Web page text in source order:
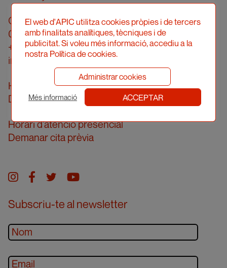
Carrer Londres, 96, pral. 2a
08036 Barcelona
+34 934 161 474
info@apic.cat
Horari d’atenció telefònica
De dilluns a divendres de 10 a 14h
Horari d’atenció presencial
Demanar cita prèvia
Instagram
facebook
twitteryoutube
Subscriu-te al newsletter
El web d'APIC utilitza cookies pròpies i de tercers
amb finalitats analítiques, tècniques i de
publicitat. Si voleu més informació, accediu a la
nostra Política de cookies.
Administrar cookies
Més informació ACCEPTAR